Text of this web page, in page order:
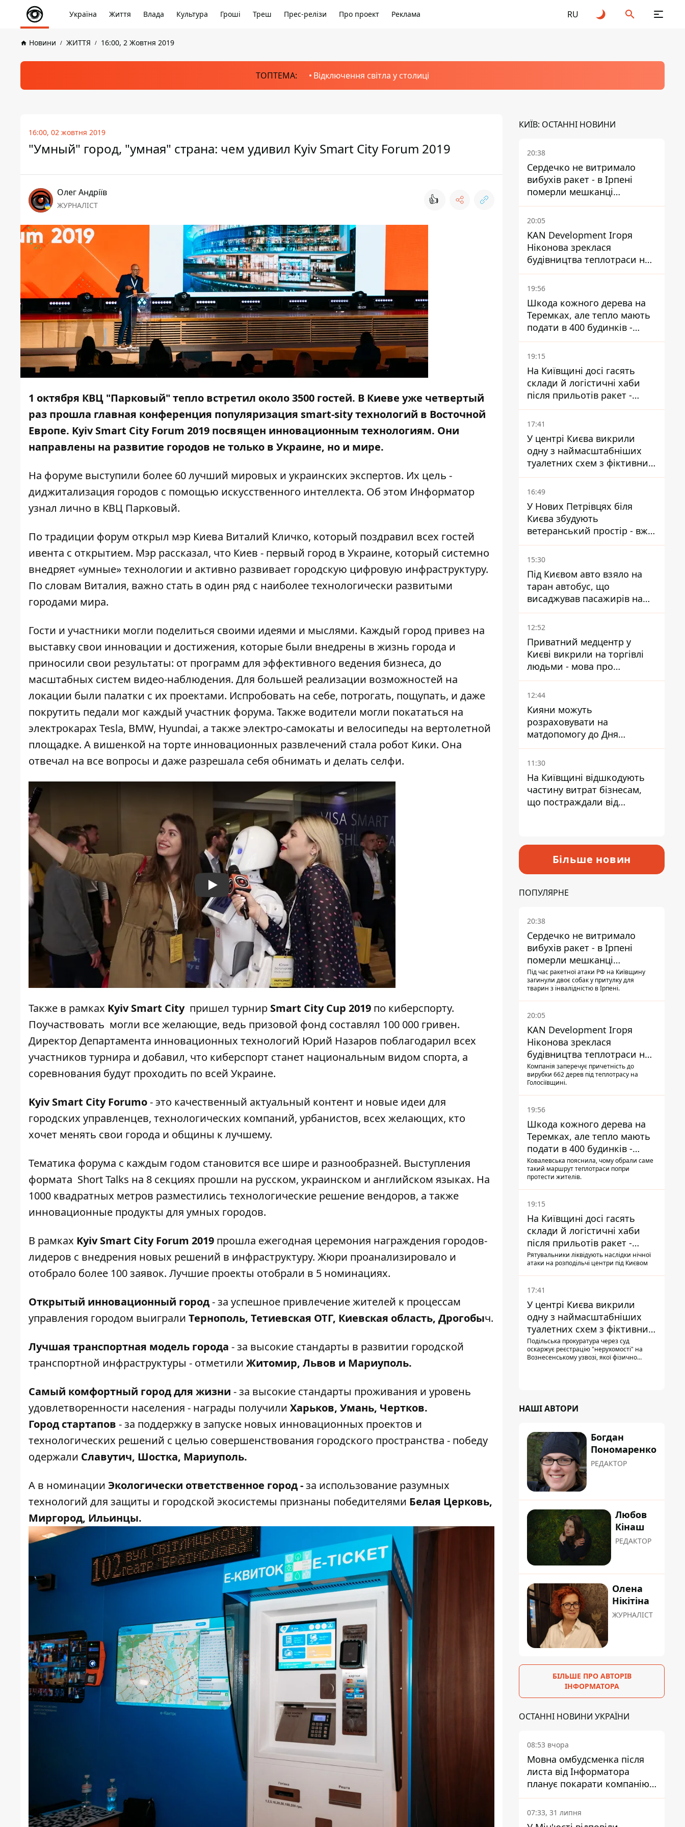
Україна Життя Влада Культура Гроші Треш Прес-релізи Про проект Реклама RU
Новини ЖИТТЯ 16:00, 2 Жовтня 2019
ТОПТЕМА: Відключення світла у столиці
16:00, 02 жовтня 2019
"Умный" город, "умная" страна: чем удивил Kyiv Smart City Forum 2019
Олег Андріїв
ЖУРНАЛІСТ 👍
1 октября КВЦ "Парковый" тепло встретил около 3500 гостей. В Киеве уже четвертый
раз прошла главная конференция популяризация smart-sity технологий в Восточной
Европе. Kyiv Smart City Forum 2019 посвящен инновационным технологиям. Они
направлены на развитие городов не только в Украине, но и мире.
На форуме выступили более 60 лучший мировых и украинских экспертов. Их цель -
диджитализация городов с помощью искусственного интеллекта. Об этом Информатор
узнал лично в КВЦ Парковый.
По традиции форум открыл мэр Киева Виталий Кличко, который поздравил всех гостей
ивента с открытием. Мэр рассказал, что Киев - первый город в Украине, который системно
внедряет «умные» технологии и активно развивает городскую цифровую инфраструктуру.
По словам Виталия, важно стать в один ряд с наиболее технологически развитыми
городами мира.
Гости и участники могли поделиться своими идеями и мыслями. Каждый город привез на
выставку свои инновации и достижения, которые были внедрены в жизнь города и
приносили свои результаты: от программ для эффективного ведения бизнеса, до
масштабных систем видео-наблюдения. Для большей реализации возможностей на
локации были палатки с их проектами. Испробовать на себе, потрогать, пощупать, и даже
покрутить педали мог каждый участник форума. Также водители могли покататься на
электрокарах Tesla, BMW, Hyundai, а также электро-самокаты и велосипеды на вертолетной
площадке. А вишенкой на торте инновационных развлечений стала робот Кики. Она
отвечал на все вопросы и даже разрешала себя обнимать и делать селфи.
Play
Также в рамках Kyiv Smart City пришел турнир Smart City Cup 2019 по киберспорту.
Поучаствовать могли все желающие, ведь призовой фонд составлял 100 000 гривен.
Директор Департамента инновационных технологий Юрий Назаров поблагодарил всех
участников турнира и добавил, что киберспорт станет национальным видом спорта, а
соревнования будут проходить по всей Украине.
Kyiv Smart City Forumо- это качественный актуальный контент и новые идеи для
городских управленцев, технологических компаний, урбанистов, всех желающих, кто
хочет менять свои города и общины к лучшему.
Тематика форума с каждым годом становится все шире и разнообразней. Выступления
формата Short Talks на 8 секциях прошли на русском, украинском и английском языках. На
1000 квадратных метров разместились технологические решение вендоров, а также
инновационные продукты для умных городов.
В рамках Kyiv Smart City Forum 2019 прошла ежегодная церемония награждения городов-
лидеров с внедрения новых решений в инфраструктуру. Жюри проанализировало и
отобрало более 100 заявок. Лучшие проекты отобрали в 5 номинациях.
Открытый инновационный город- за успешное привлечение жителей к процессам
управления городом выиграли Тернополь, Тетиевская ОТГ, Киевская область, Дрогобыч.
Лучшая транспортная модель города - за высокие стандарты в развитии городской
транспортной инфраструктуры - отметили Житомир, Львов и Мариуполь.
Самый комфортный город для жизни - за высокие стандарты проживания и уровень
удовлетворенности населения - награды получили Харьков, Умань, Чертков.
Город стартапов - за поддержку в запуске новых инновационных проектов и
технологических решений с целью совершенствования городского пространства - победу
одержали Славутич, Шостка, Мариуполь.
А в номинации Экологически ответственное город -за использование разумных
технологий для защиты и городской экосистемы признаны победителями Белая Церковь,
Миргород, Ильинцы.
КИЇВ: ОСТАННІ НОВИНИ
20:38
Сердечко не витримало
вибухів ракет - в Ірпені
померли мешканці
притулку для собак з
інвалідністю
20:05
KAN Development Ігоря
Ніконова зреклася
будівництва теплотраси на
Теремках
19:56
Шкода кожного дерева на
Теремках, але тепло мають
подати в 400 будинків -
депутатка Київради
19:15
На Київщині досі гасять
склади й логістичні хаби
після прильотів ракет -
ДСНС
17:41
У центрі Києва викрили
одну з наймасштабніших
туалетних схем з фіктивним
будинком
16:49
У Нових Петрівцях біля
Києва збудують
ветеранський простір - вже
знайшли проєктанта
15:30
Під Києвом авто взяло на
таран автобус, що
висаджував пасажирів на
зупинці - пасажирка в
лікарні
12:52
Приватний медцентр у
Києві викрили на торгівлі
людьми - мова про
сурогатне материнство
12:44
Кияни можуть
розраховувати на
матдопомогу до Дня
незалежності - кому її
дадуть
11:30
На Київщині відшкодують
частину витрат бізнесам,
що постраждали від
Більше новин
ПОПУЛЯРНЕ
20:38
Сердечко не витримало
вибухів ракет - в Ірпені
померли мешканці
притулку для собак з
інвалідністю
Під час ракетної атаки РФ на Київщину
загинули двоє собак у притулку для
тварин з інвалідністю в Ірпені.
20:05
KAN Development Ігоря
Ніконова зреклася
будівництва теплотраси на
Теремках
Компанія заперечує причетність до
вирубки 662 дерев під теплотрасу на
Голосіївщині.
19:56
Шкода кожного дерева на
Теремках, але тепло мають
подати в 400 будинків -
депутатка Київради
Ковалевська пояснила, чому обрали саме
такий маршрут теплотраси попри
протести жителів.
19:15
На Київщині досі гасять
склади й логістичні хаби
після прильотів ракет -
ДСНС
Рятувальники ліквідують наслідки нічної
атаки на розподільчі центри під Києвом
17:41
У центрі Києва викрили
одну з наймасштабніших
туалетних схем з фіктивним
будинком
Подільська прокуратура через суд
оскаржує реєстрацію "нерухомості" на
Вознесенському узвозі, якої фізично
НАШІ АВТОРИ
Богдан
Пономаренко
РЕДАКТОР
Любов
Кінаш
РЕДАКТОР
Олена
Нікітіна
ЖУРНАЛІСТ
БІЛЬШЕ ПРО АВТОРІВ
ІНФОРМАТОРА
ОСТАННІ НОВИНИ УКРАЇНИ
08:53 вчора
Мовна омбудсменка після
листа від Інформатора
планує покарати компанію-
підрядника ПриватБанку
07:33, 31 липня